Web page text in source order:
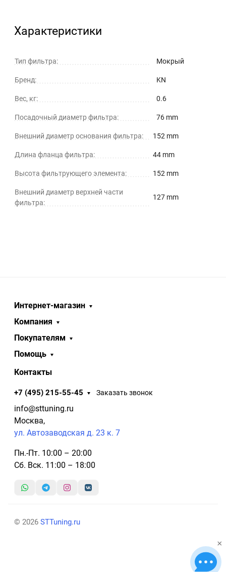
Характеристики
Тип фильтра: Мокрый
Бренд: KN
Вес, кг: 0.6
Посадочный диаметр фильтра: 76 mm
Внешний диаметр основания фильтра: 152 mm
Длина фланца фильтра: 44 mm
Высота фильтрующего элемента: 152 mm
Внешний диаметр верхней части
фильтра:
127 mm
Интернет-магазин
Компания
Покупателям
Помощь
Контакты
+7 (495) 215-55-45 Заказать звонок
info@sttuning.ru
Москва,
ул. Автозаводская д. 23 к. 7
Пн.-Пт. 10:00 – 20:00
Сб. Вск. 11:00 – 18:00
© 2026 STTuning.ru
×